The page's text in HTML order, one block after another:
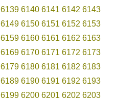
6139 6140 6141 6142 6143
6149 6150 6151 6152 6153
6159 6160 6161 6162 6163
6169 6170 6171 6172 6173
6179 6180 6181 6182 6183
6189 6190 6191 6192 6193
6199 6200 6201 6202 6203